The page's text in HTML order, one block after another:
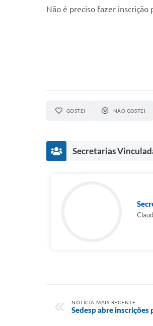
Não é preciso fazer inscrição
GOSTEI NÃO GOSTEI
Secretarias
NOTÍCIA MAIS RECENTE
Sedesp abre